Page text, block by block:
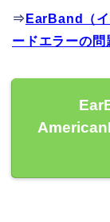
⇒ EarBand（
ードエラーの問